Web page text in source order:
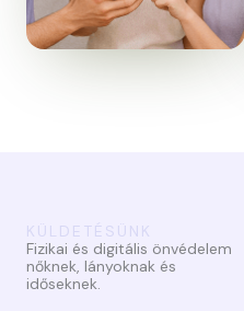
KÜLDETÉSÜNK
Fizikai és digitális önvédelem
nőknek, lányoknak és
időseknek.